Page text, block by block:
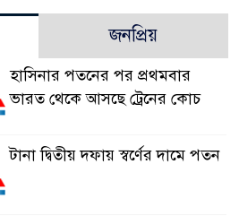
জনপ্রিয়
হাসিনার পতনের পর প্রথমবার
ভারত থেকে আসছে ট্রেনের কোচ
টানা দ্বিতীয় দফায় স্বর্ণের দামে পতন